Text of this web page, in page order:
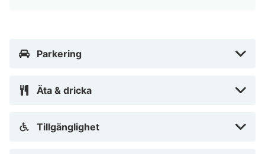
Parkering
Äta & dricka
Tillgänglighet